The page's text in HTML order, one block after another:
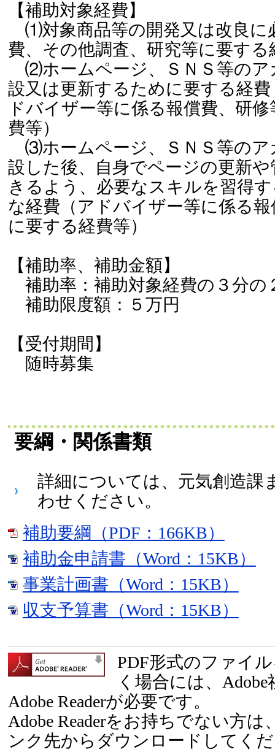
【補助対象経費】
⑴対象商品等の開発又は改良に
費、その他調査、研究等に要する
⑵ホームページ、ＳＮＳ等のア
設又は更新するために要する経
ドバイザー等に係る報償費、研
費等）
⑶ホームページ、ＳＮＳ等のア
設した後、自身でページの更新
きるよう、必要なスキルを習得
な経費（アドバイザー等に係る
に要する経費等）
【補助率、補助金額】
補助率：補助対象経費の３分の
補助限度額：５万円
【受付期間】
随時募集
要綱・関係書類
詳細については、元気創造課
わせください。
補助要綱（PDF：166KB）
補助金申請書（Word：15KB）
事業計画書（Word：15KB）
収支予算書（Word：15KB）
PDF形式のファイ
く場合には、
Adobe Readerが必要です。
Adobe Readerをお持ちでない方は
ンク先からダウンロードしてく